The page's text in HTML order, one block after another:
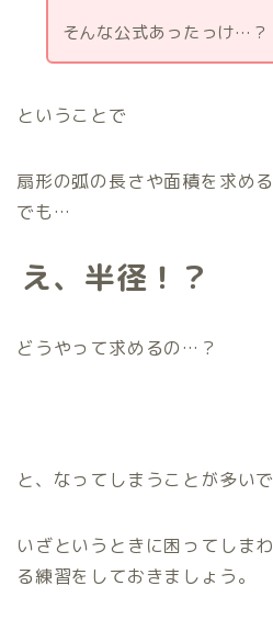
そんな公式あったっけ…？
ということで
扇形の弧の長さや面積を求め
でも…
え、半径！？
どうやって求めるの…？
と、なってしまうことが多いで
いざというときに困ってしま
る練習をしておきましょう。